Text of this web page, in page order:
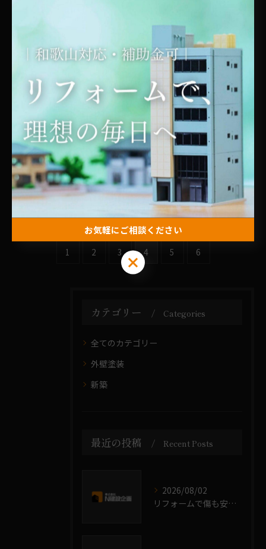
性比較とおすすめ施工方法
リフォーム積算で和歌山県岩出市有田郡
広川町の費用相場と補助金活用ポイント
2025/11/09
リフォームで大阪の住まいを快適にする
費用相場と賢い業者選び入門
2025/11/02
1 2 3 4 5 6
カテゴリー Categories
全てのカテゴリー
外壁塗装
新築
最近の投稿 Recent Posts
2026/08/02
リフォームで傷も安心和歌山県岩出市西牟婁郡上富田町の費用相場と補助金情報
お気軽にご相談ください
お気軽にご相談ください